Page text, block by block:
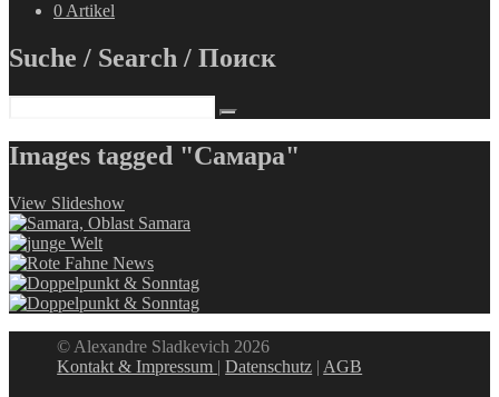
0 Artikel
Suche / Search / Поиск
Images tagged "Самара"
View Slideshow
© Alexandre Sladkevich 2026
Kontakt & Impressum |Datenschutz | AGB